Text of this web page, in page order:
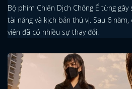
Bộ phim Chiến Dịch Chống Ế từng
tài năng và kịch bản thú vị. Sau 6
viên đã có nhiều sự thay đổi.